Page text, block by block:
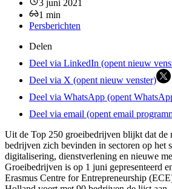
3 juni 2021
1 min
Persberichten
Delen
Deel via LinkedIn (opent nieuw
Deel via X (opent nieuw venster)
Deel via WhatsApp (opent
Deel via email (opent email
Uit de Top 250 groeibedrijven blijkt dat de
bedrijven zich bevinden in sectoren op het
digitalisering, dienstverlening en nieuwe
Groeibedrijven is op 1 juni gepresenteerd
Erasmus Centre for Entrepreneurship